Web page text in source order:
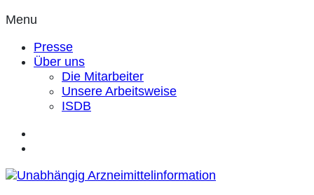
Menu
Presse
Über uns
Die Mitarbeiter
Unsere Arbeitsweise
ISDB